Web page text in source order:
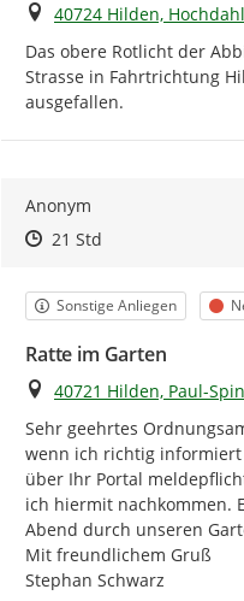
Ort
40724 Hilden,
Das obere Rotlicht der
Strasse in Fahrtrichtung
ausgefallen.
Anonym
Zeitpunkt des Erstellens
Zeitpunkt des Erstellens
21 StdZur Äußerung
Kategorie
Sonstige Anliegen
Ratte im Garten
Ort
40721 Hilden, Paul-
Sehr geehrtes
wenn ich richtig
über Ihr Portal
ich hiermit nachkommen.
Abend durch unseren
Mit freundlichem Gruß
Stephan Schwarz